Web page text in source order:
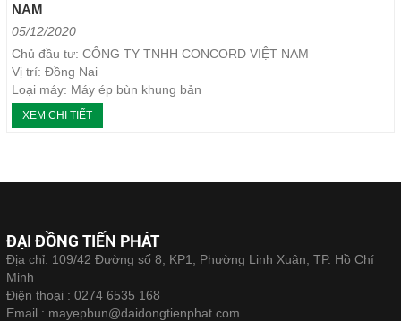
NAM
05/12/2020
Chủ đầu tư: CÔNG TY TNHH CONCORD VIỆT NAM
Vị trí: Đồng Nai
Loại máy: Máy ép bùn khung bản
Năm thực hiện: 2020
XEM CHI TIẾT
ĐẠI ĐỒNG TIẾN PHÁT
Địa chỉ: 109/42 Đường số 8, KP1, Phường Linh Xuân, TP. Hồ Chí
Minh
Điện thoại : 0274 6535 168
Email : mayepbun@daidongtienphat.com